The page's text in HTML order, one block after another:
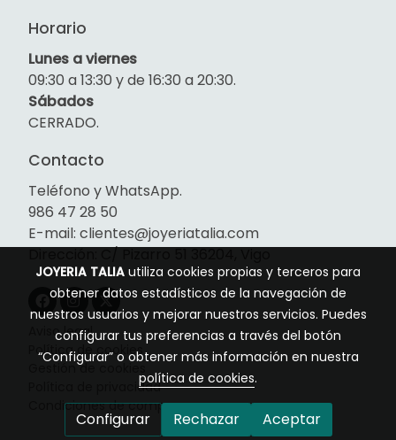
Horario
Lunes a viernes
09:30 a 13:30 y de 16:30 a 20:30.
Sábados
CERRADO.
Contacto
Teléfono y WhatsApp.
986 47 28 50
E-mail: clientes@joyeriatalia.com
Aviso legal
Política de cookies
Gestión de cookies
Política de privacidad
Condiciones de compra
JOYERIA TALIA utiliza cookies propias y terceros para
obtener datos estadísticos de la navegación de
nuestros usuarios y mejorar nuestros servicios. Puedes
configurar tus preferencias a través del botón
“Configurar” o obtener más información en nuestra
política de cookies.
Configurar Rechazar Aceptar